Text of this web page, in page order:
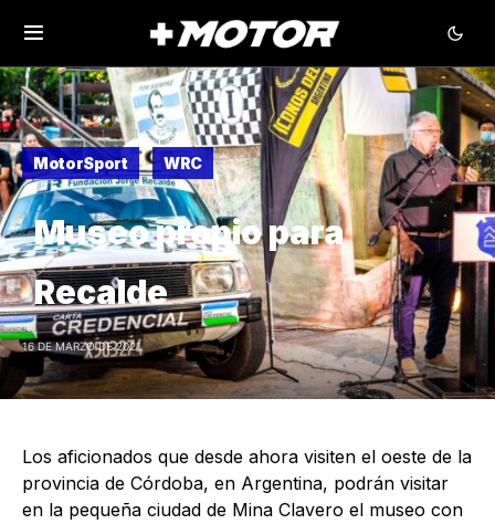
MotorSport WRC
Museo propio para
Recalde
16 DE MARZO DE 2021
Los aficionados que desde ahora visiten el oeste de la
provincia de Córdoba, en Argentina, podrán visitar
en la pequeña ciudad de Mina Clavero el museo con